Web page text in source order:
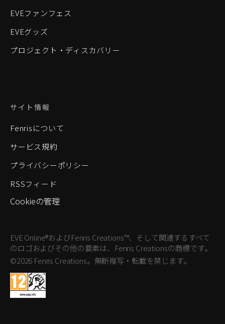
EVEファンフェス
EVEグッズ
プロジェクト・ディスカバリー
サイト情報
Fenrisについて
サービス規約
プライバシーポリシー
RSSフィード
Cookieの管理
EVE Online®およびFenris Creations™、そして関連するすべて
のロゴおよびその他の要素は、Fenris Creationsの商標です。
©2026 Fenris Creations。無断複写・転載を禁じます。